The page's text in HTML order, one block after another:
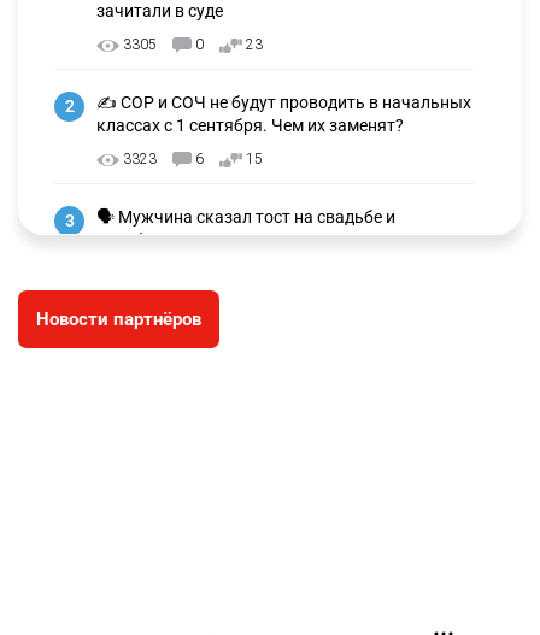
зачитали в суде
3305 0 23
2
✍️ СОР и СОЧ не будут проводить в начальных
классах с 1 сентября. Чем их заменят?
3323 6 15
3
🗣 Мужчина сказал тост на свадьбе и
заработал уголовное дело
🐏 Скота больше, а мясо дороже. Почему в
Казахстане продолжают расти цены на
Новости партнёров